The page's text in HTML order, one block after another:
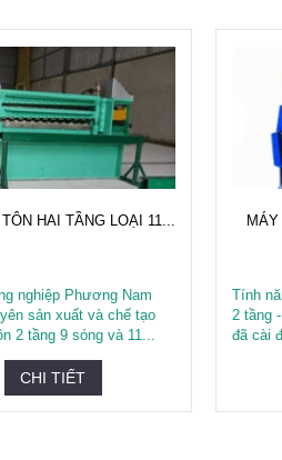
HAI TẦNG LOẠI 11...
nghiệp Phương Nam
sản xuất và chế tạo
2 tầng 9 sóng và 11...
CHI TIẾT
MÁY
Tính
2 tầng
đã cài